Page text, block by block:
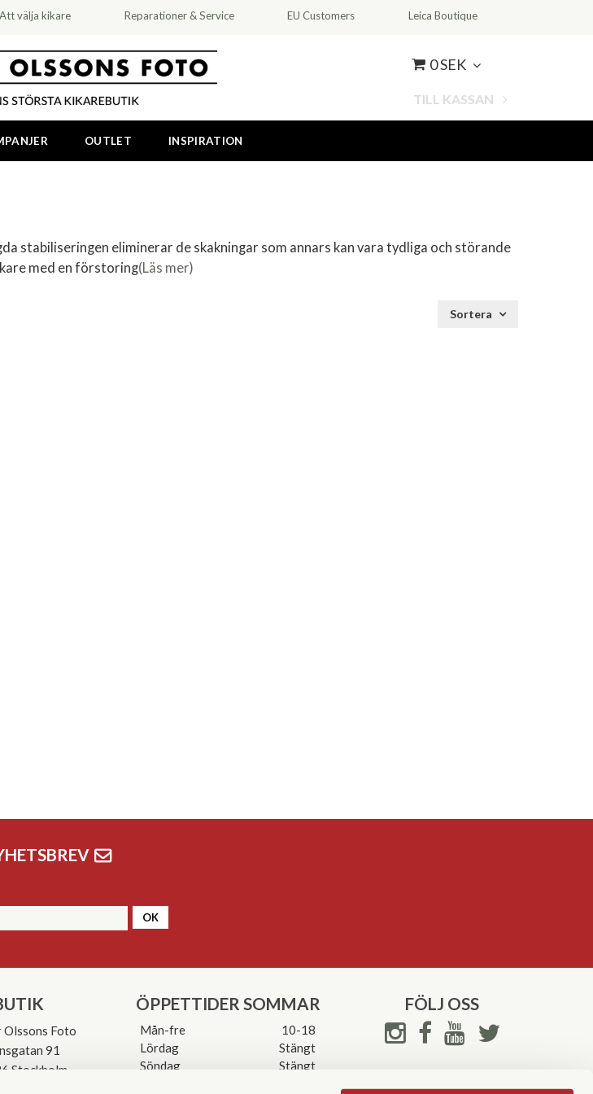
Att välja kikare Reparationer & Service EU Customers Leica Boutique
0 SEK
TILL KASSAN
OUTLET INSPIRATION
stabiliseringen eliminerar de skakningar som annars kan vara tydliga och störande
med en förstoring(Läs mer)
Sortera
OK
Olssons Foto
91
Stockholm
ÖPPETTIDER SOMMAR
Mån-fre
10-18
Lördag
Stängt
Söndag
Stängt
FÖLJ OSS